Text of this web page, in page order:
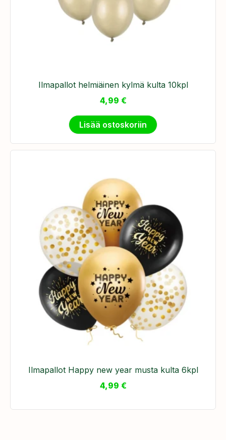
Ilmapallot helmiäinen kylmä kulta 10kpl
4,99 €
Lisää ostoskoriin
Ilmapallot Happy new year musta kulta 6kpl
4,99 €